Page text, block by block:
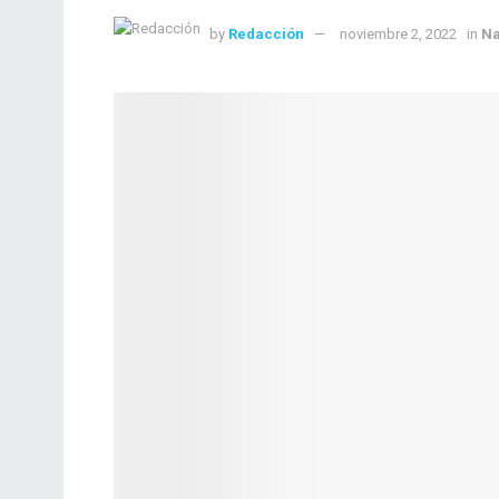
by Redacción noviembre 2, 2022 in